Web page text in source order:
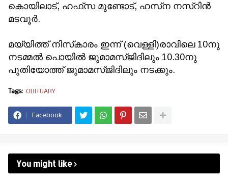
കൊയിലാട്, ഹഫ്‌സ മുണ്ടോട്, ഹസ്‌ന നസ്‌റിന്‍
മടവൂര്‍.
മയ്യിത്ത് നിസ്‌കാരം ഇന്ന് (വെള്ളി)രാവിലെ 10നു
നടമ്മല്‍ പൊയില്‍ ജുമാമസ്ജിദിലും 10.30നു
പുതിയോത്ത് ജുമാമസ്ജിദിലും നടക്കും.
Tags: OBITUARY
Facebook
You might like